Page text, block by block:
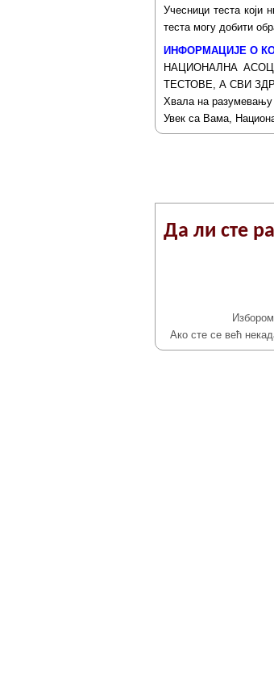
Учесници теста који
теста могу добити
ИНФОРМАЦИЈЕ О
НАЦИОНАЛНА
ТЕСТОВЕ, А СВИ
Хвала на
Увек са Вама,
Да ли сте
Ако сте се већ